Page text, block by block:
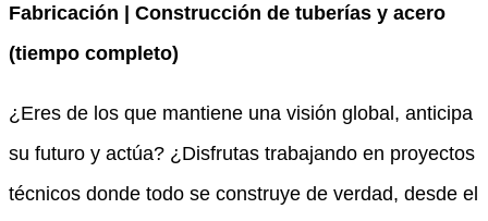
Fabricación | Construcción de tuberías y acero
(tiempo completo)
¿Eres de los que mantiene una visión global, anticipa
su futuro y actúa? ¿Disfrutas trabajando en proyectos
técnicos donde todo se construye de verdad, desde el